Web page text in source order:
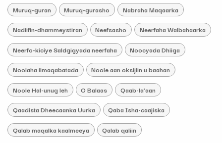
Muruq-guran Muruq-gurasho Nabraha Maqaarka
Nadiifin-dhammeystiran Neefsasho Neerfaha Walbahaarka
Neerfo-kiciye Saldgigyada neerfaha Noocyada Dhiiga
Noolaha ilmaqabatada Noole aan oksijiin u baahan
Noole Hal-unug leh O Balaas Qaab-la’aan
Qaadista Dheecaanka Uurka Qaba Isha-caajiska
Qalab maqalka kaalmeeya Qalab qaliin